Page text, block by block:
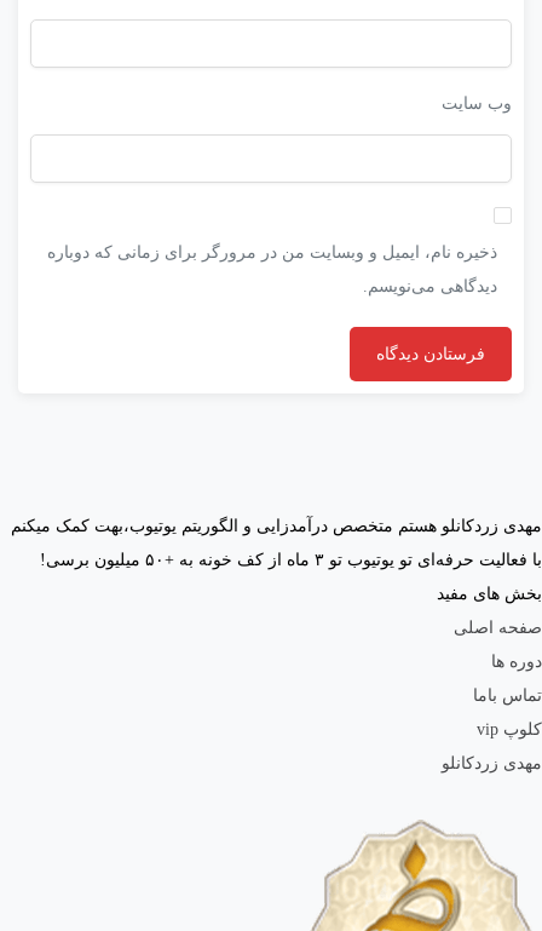
وب‌ سایت
ذخیره نام، ایمیل و وبسایت من در مرورگر برای زمانی که دوباره
دیدگاهی می‌نویسم.
مهدی زردکانلو هستم متخصص درآمدزایی و الگوریتم یوتیوب،بهت کمک میکنم
با فعالیت حرفه‌ای تو یوتیوب تو ۳ ماه از کف خونه به +۵۰ میلیون برسی!
بخش های مفید
صفحه اصلی
دوره ها
تماس باما
کلوپ vip
مهدی زردکانلو